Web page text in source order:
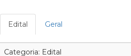
Edital Geral
Categoria: Edital